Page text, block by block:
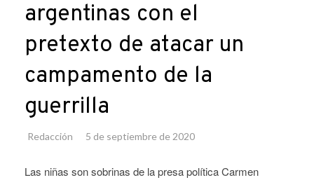
argentinas con el
pretexto de atacar un
campamento de la
guerrilla
Redacción 5 de septiembre de 2020
Las niñas son sobrinas de la presa política Carmen